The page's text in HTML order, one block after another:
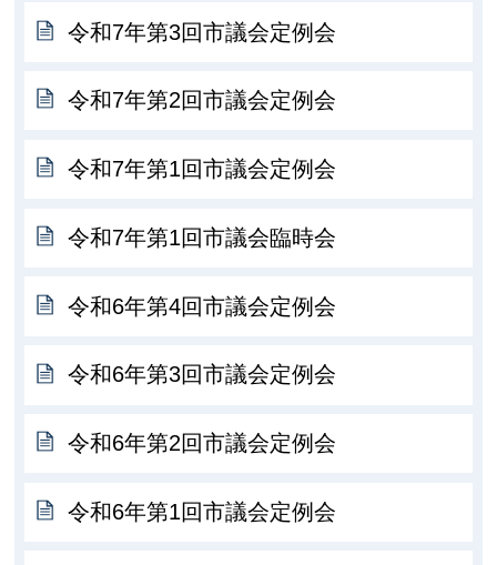
令和7年第3回市議会定例会
令和7年第2回市議会定例会
令和7年第1回市議会定例会
令和7年第1回市議会臨時会
令和6年第4回市議会定例会
令和6年第3回市議会定例会
令和6年第2回市議会定例会
令和6年第1回市議会定例会